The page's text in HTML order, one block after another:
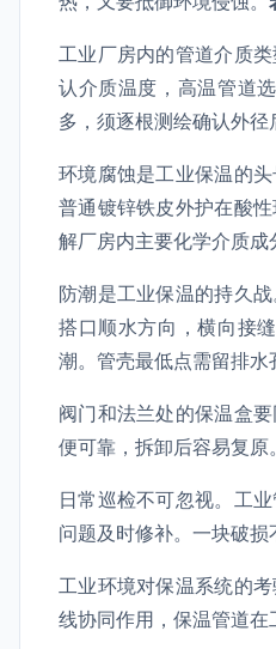
工业厂房内的管道介质
认介质温度，高温管道
多，须逐根测绘确认外径
环境腐蚀是工业保温的
普通镀锌铁皮外护在酸
解厂房内主要化学介质成
防潮是工业保温的持久
搭口顺水方向，横向接
潮。管壳最低点需留排水
阀门和法兰处的保温盒
便可靠，拆卸后容易复原
日常巡检不可忽视。工
问题及时修补。一块破损
工业环境对保温系统的
线协同作用，保温管道在